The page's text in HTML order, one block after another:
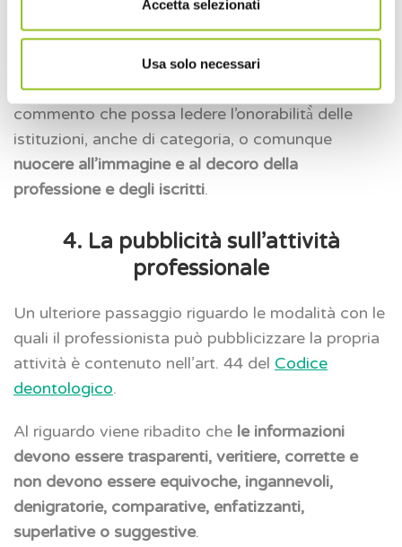
Accetta selezionati
Usa solo necessari
Osserva– Inoltre, nell’utilizzo dei mezzi di
comunicazione sociale, ivi inclusi i social network,
l’iscritto deve astenersi da qualsiasi intervento o
commento che possa ledere l’onorabilità̀ delle
istituzioni, anche di categoria, o comunque
nuocere all’immagine e al decoro della
professione e degli iscritti.
4. La pubblicità sull’attività
professionale
Un ulteriore passaggio riguardo le modalità con le
quali il professionista può pubblicizzare la propria
attività è contenuto nell’art. 44 del Codice
deontologico.
Al riguardo viene ribadito che le informazioni
devono essere trasparenti, veritiere, corrette e
non devono essere equivoche, ingannevoli,
denigratorie, comparative, enfatizzanti,
superlative o suggestive.